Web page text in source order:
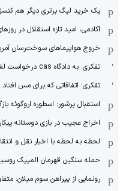
یک خرید لیگ برتری دیگر هم
آکادمی، امید تازه استقلال در
خروج هواپیماهای سوخت‌رسان
تفکری: به دادگاه cas درخواست لغو پلی‌اف را دادیم
تفکری: اتفاقاتی که برای مس افتاد
استقبال پرشور: اسطوره اروگوئه
اخراج عجیب در بازی دوستانه
لحظه به لحظه با اخبار نقل و
حمله سنگین قهرمان المپیک
رونمایی از پیراهن سوم میلان: